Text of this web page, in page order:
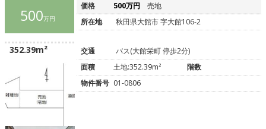
500万円
352.39m²
価格 500万円
売地
所在地
秋田県大館市 字大館106-2
交通
バス(大館栄町 停歩2分)
面積
土地:352.39m²
階数
物件番号 01-0806